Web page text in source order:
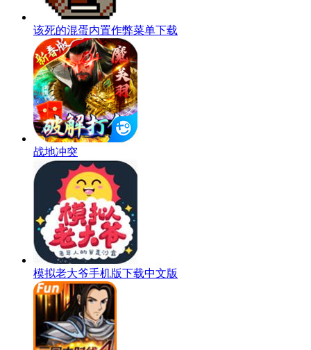
该死的混蛋内置作弊菜单下载
战地冲突
模拟老大爷手机版下载中文版